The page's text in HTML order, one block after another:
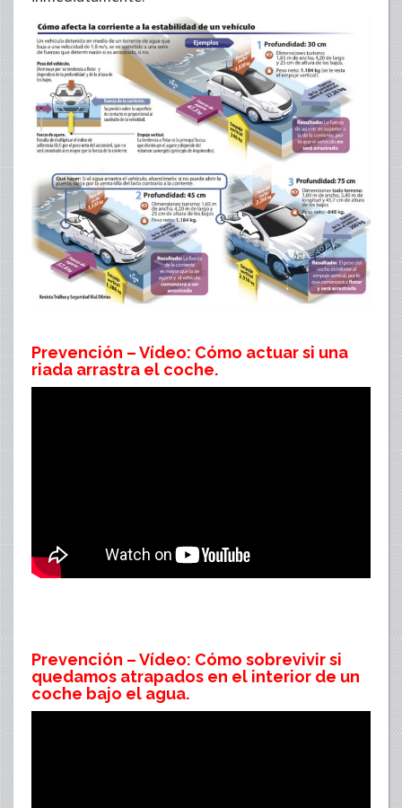
Prevención – Vídeo: Cómo actuar si una
riada arrastra el coche.
Prevención – Vídeo: Cómo sobrevivir si
quedamos atrapados en el interior de un
coche bajo el agua.